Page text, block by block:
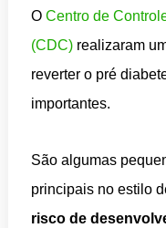
O Centro de
(CDC) realizaram
reverter o pré
importantes.
São algumas
principais no estilo
risco de